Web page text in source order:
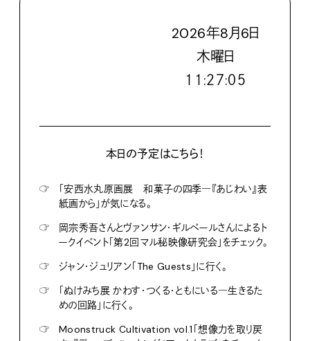
2026年8月6日
木曜日
１１:２７:０６
本日の予定はこちら！
☞
「安西水丸原画展 和菓子の四季―『あじわい』表
紙画から」が気になる。
☞
岡宗秀吾さんとヴァンサン・ギルベールさんによるト
ークイベント「第2回マル秘映像研究会」をチェック。
☞
ジャン・ジュリアン「The Guests」に行く。
☞
「ぬけみち展 かわす・つくる・ともにいる―生きるた
めの回路」に行く。
☞
Moonstruck Cultivation vol.1「想像力を取り戻